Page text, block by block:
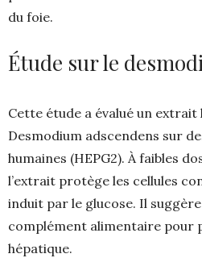
du foie.
Étude sur le
Cette étude a évalué un
Desmodium adscendens sur
humaines (HEPG2). À faibles
l’extrait protège les cellules
induit par le glucose. Il
complément alimentaire pour
hépatique.